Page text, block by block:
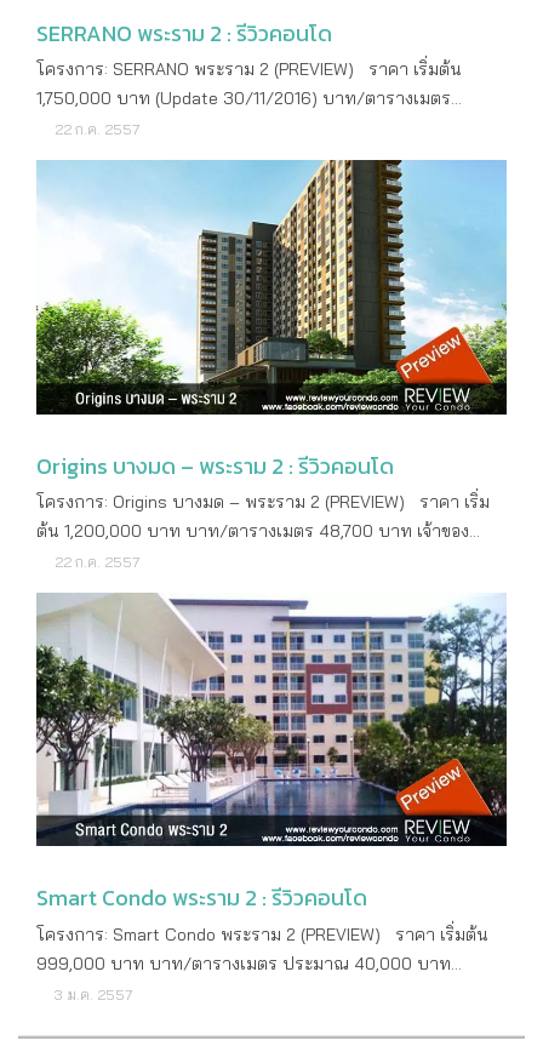
ขนาด 5 ฟุตได้ และยังพอมีพื้นที่ทางเดินเล็กๆ รอบเตียงทั้งสองข้าง
ข้างเตียงมีกระจกบานเลื่อน 2 ตอน ขอบอลูมิเนียมสีดำ ปลายเตียง
สามารถ built in ตู้เสื้อผ้าได้ตลอดทั้งแนว หรือจะแบ่งพื้นที่เอาไว้
สำหรับวางโต๊ะเครื่องแป้ง หรือโต๊ะทำงานขนาดเล็กได้ตามแบบ
ค่ะ เป็นโซนของห้องน้ำทางด้านขวามือหลังเคาน์เตอร์ทีวี และห้อง
ครัว ภายในห้องน้ำทั้งพื้น และผนังปูด้วยกระเบื้องเซรามิค แยก
ส่วนเปียก-แห้ง แต่ไม่มีฉากกั้นมาให้ สิ่งที่เราจะได้มาคือสุขภัณฑ์
COTTO อ่างล้างหน้า American Standard แบบแขวนผนัง และ
กระจกตรงอ่างล้างหน้าค่ะ สุดท้ายกับโซนห้องครัวค่ะ มีพื้นที่
สำหรับ built in ครัว และวางตู้เย็นได้ ขนาดกำลังพอดี ต่อด้วย
ระเบียง กั้นด้วยประตูกระจกบานเลื่อน 2 ตอน ระเบียงมีพื้นที่
สำหรับวางเครื่องซักผ้าเอาไว้ใต้ Condensing Unit ราวระเบียง
กั้นด้วยเหล็กโปร่งสีดำ ห้องตัวอย่างสุดท้ายค่ะ ขนาด 26.06 ตร.ม.
เคาน์เตอร์ทีวี โดยรวมแล้วแปลนห้องจะเหมือนกันกับห้องแรกค่ะ
เพียงแต่จะได้พื้นที่กว้างกว่า โซนห้องนั่งเล่นเราสามารถวางโซฟา
ขนาด 3-4 ที่นั่ง พร้อมโต๊ะกลางได้ ฝั่งเคาน์เตอร์วางทีวีสามารถ
ห้อง ต่อจากห้องนั่งเล่นเป็นพื้นที่ของห้องนอนกั้นด้วยประตูกระจก
บานเลื่อน 3 ตอน ภายในห้องนอนเราสามารถวางเตียงขนาด 5
ฟุต พร้อมโต๊ะหัวเล็กขนาดเล็กได้ โดยยังมีพื้นที่ริมหน้าต่างเป็น
ทางเดิน ปลายเตียงเราสามารถ built in เสื้อผ้าได้ตลอดแนว หรือ
จะทำตามห้องตัวอย่างที่เห็นคือ built in ตู้เสื้อผ้า และโต๊ธทำงาน
ไว้ข้างๆ ด้วย โซนด้านซ้ายของห้อง เป็นห้องครัวค่ะ มีพื้นที่สำหรับ
วางเคาน์เตอร์ครัวพร้อมตู้เย็นได้พอดี ต่อด้วยพื้นที่ระเบียงกั้นโดย
ประตูกระจกบานเลื่อน 2 ตอน ระเบียงมีพื้นที่วางเครื่องซักผ้าเอา
ไว้ใต้ Condensing Unit พื้นที่เท่ากันกับห้องที่แล้วค่ะ ราวระเบียง
พบกับห้องน้ำอยู่หลังเคาน์เตอร์ทีวี มีการแยกส่วนเปียก-แห้ง ได้
สุขภัณฑ์ อ่างล้างหน้าแบบแขวนผนัง และกระจกแค่ส่วนหน้า
อ่างล้างหน้าค่ะ UNIO RAMA2-THAKHAM เป็นคอนโดมิเนียมที่มี
ความเงียบสงบเป็นส่วนตัว ส่วนกลางทำออกมาได้สวยตามสไตล์
SERRANO พระราม 2 : รีวิวคอนโด
โครงการ: SERRANO พระราม 2 (PREVIEW) ราคา เริ่มต้น
1,750,000 บาท (Update 30/11/2016) บาท/ตารางเมตร
54,600 บาท (Update 30/11/2016) เจ้าของโครงการ Inspired
Estate Co., Ltd. จุดเด่น มุมมองของห้องพักที่เห็นวิว สโมสรและ
สระว่ายน้ำสุดหรู คุณภาพของการออกแบบและวัสดุตกแต่งระดับ
พรีเมี่ยมเพื่อคุณภาพชีวิตที่ดีกว่า และประโยชน์ใช้สอยที่คุ้มค่า จุด
ด้อย โปรโมชั่น ปีที่สร้างเสร็จ ปี 2558 ที่ตั้ง: SERRANO พระราม
2 (PREVIEW) ลักษณะคอนโด Low Rise เนื้อที่ทั้งหมด 4-0-99 ไร่
ที่ตั้ง ถนนพระราม 2 แขวงแสมดำ เขตบางขุนเทียน
กรุงเทพมหานคร พิกัดโครงการ 13.664843,100.432845 ระบบ
ขนส่งสาธารณะ - สถานที่สำคัญใกล้เคียง ห้างสรรพสินค้า
เซ็นทรัลพระราม 2 สวนสาธารณะเซ็นทรัลพาร์ค โรงพยาบาลนคร
ธน จุดขึ้นลงทางด่วน ลักษณะโครงการ: SERRANO พระราม 2
ที่มี 1 Bedroom ขนาด 28.29 – 32.46 ตารางเมตร 2 Bedrooms
ขนาด 48.44 ตารางเมตร จำนวนตึก 2 อาคาร จำนวนชั้น 8 ชั้น
จำนวนห้อง 458 ยูนิต ส่วนกลาง: SERRANO พระราม 2
(PREVIEW) ที่จอดรถทั้งหมด 35% รอบโครงการ รวมจอดซ้อนคัน
คิดเป็น 45% ค่าบำรุงส่วนกลาง(/ตร.ม) 35 บาท ค่ากองทุน(/
ตร.ม) 500 บาท สาธารณูปโภค สระว่ายน้ำ Infinity Pool ระบบ
เกลือทันสมัย ห้องออกกำลังกาย ขนาดใหญ่ แบบ Panorama
View Library Room และ Wi-fi ทั้งสโมสรที่ทันต่อชีวิตยุคดิจิทอล
ระบบรักษาความปลอดภัย Triple security 24 ชม. เพิ่มเติม:
SERRANO พระราม 2 (PREVIEW) สอบถามเพิ่มเติม 02-899-
9041 ดูรายละเอียดเพิ่มเติม http://www.serranocondo.com
ข้อมูล ณ วันที่
22 ก.ค. 2557
Origins บางมด – พระราม 2 : รีวิวคอนโด
โครงการ: Origins บางมด – พระราม 2 (PREVIEW) ราคา เริ่ม
ต้น 1,200,000 บาท บาท/ตารางเมตร 48,700 บาท เจ้าของ
โครงการ บริษัท โอริน พร็อพเพอร์ตี้ จำกัด จุดเด่น วิวสวย บน
คอนโด High-Rise สูง 19 ชั้น Infinity Edge Swimming Pool ว่าย
น้ำในระนาบเดียวกันกับเส้นขอบฟ้า Horizontal Fitness
เพลิดเพลินกับการออกกำลังกายในฟิตเนสระนาบเดียวกับสวน
สวย จุดด้อย โปรโมชั่น ปีที่สร้างเสร็จ ปี 2558 ที่ตั้ง: Origins
บางมด – พระราม 2 (PREVIEW) ลักษณะคอนโด High Rise เนื้อที่
ทั้งหมด 2-3-85 ไร่ ที่ตั้ง ถนนพระราม 2 แขวงบางมด เขต
จอมทอง กทม. พิกัดโครงการ 13.674505,100.458322 ระบบ
ขนส่งสาธารณะ - สถานที่สำคัญใกล้เคียง ห้างสรรพสินค้า
เซ็นทรัลพระราม 2 ห้างสรรพสินค้า โลตัส ห้างสรรพสินค้า บิ๊กซี
โฮมโปร โรงพยาบาลบางปะกอก 9 โรงพยาบาลบางมด โรง
บางมด – พระราม 2 (PREVIEW) ประเภทห้องที่มี 1 Bedroom 2
Bedroom ขนาดห้องที่มี 1 Bedroom ขนาด 26.50 – 46.50 ตร.ม.
2 Bedroom ขนาด 56.00 ตร.ม. จำนวนตึก 1 อาคาร จำนวนชั้น
19 ชั้น จำนวนห้อง 371 ยูนิต ส่วนกลาง: Origins บางมด –
22 ก.ค. 2557
Smart Condo พระราม 2 : รีวิวคอนโด
โครงการ: Smart Condo พระราม 2 (PREVIEW) ราคา เริ่มต้น
999,000 บาท บาท/ตารางเมตร ประมาณ 40,000 บาท
เจ้าของโครงการ บริษัท ปริญสิริ จำกัด (มหาชน) จุดเด่น – จุด
3 ม.ค. 2557